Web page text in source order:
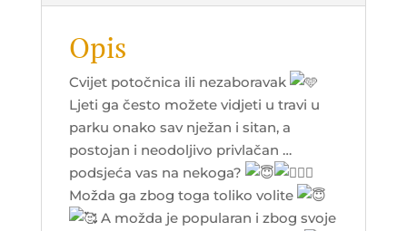
Opis
Cvijet potočnica ili nezaboravak
Ljeti ga često možete vidjeti u travi u
parku onako sav nježan i sitan, a
postojan i neodoljivo privlačan …
podsjeća vas na nekoga?
Možda ga zbog toga toliko volite
A možda je popularan i zbog svoje